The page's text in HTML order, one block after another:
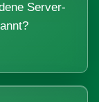
Server-